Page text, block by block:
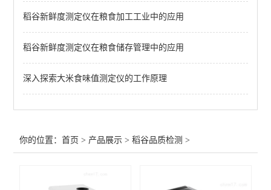
除杂清理机
破损淀粉测定仪
大米加工精度测定仪
稻谷新鲜度测定仪在粮食加工工业中的应用
稻谷新鲜度测定仪在粮食储存管理中的应用
深入探索大米食味值测定仪的工作原理
你的位置：首页 > 产品展示 >稻谷品质检测 >